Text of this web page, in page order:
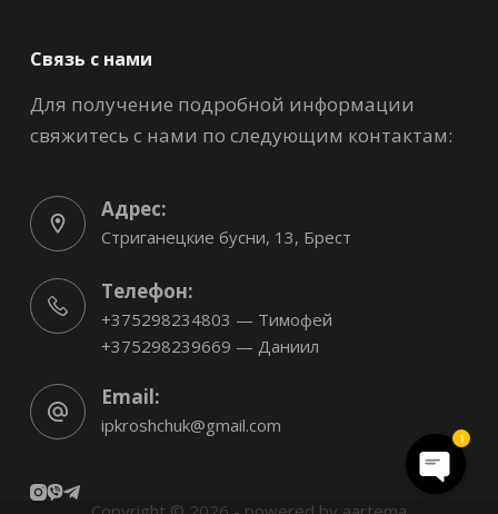
Связь с нами
Для получение подробной информации
свяжитесь с нами по следующим контактам:
Адрес:
Стриганецкие бусни, 13, Брест
Телефон:
+375298234803 — Тимофей
+375298239669 — Даниил
Email:
ipkroshchuk@gmail.com
O
1